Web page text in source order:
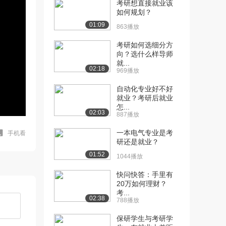
手机看
01:09
考研想直接就业该
如何规划？
863播放
02:18
考研如何选细分方
向？选什么样导师
就...
969播放
02:03
自动化专业好不好
就业？考研后就业
怎...
887播放
01:52
一本电气专业是考
研还是就业？
1044播放
02:38
快问快答：手里有
20万如何理财？
考...
788播放
保研学生与考研学